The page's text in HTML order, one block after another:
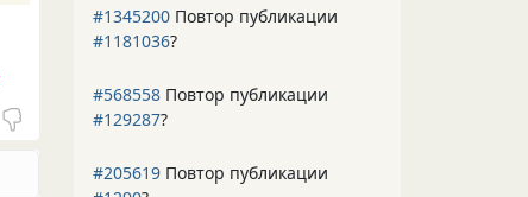
#1345200 Повтор публикации
#1181036?
#568558 Повтор публикации
#129287?
#205619 Повтор публикации